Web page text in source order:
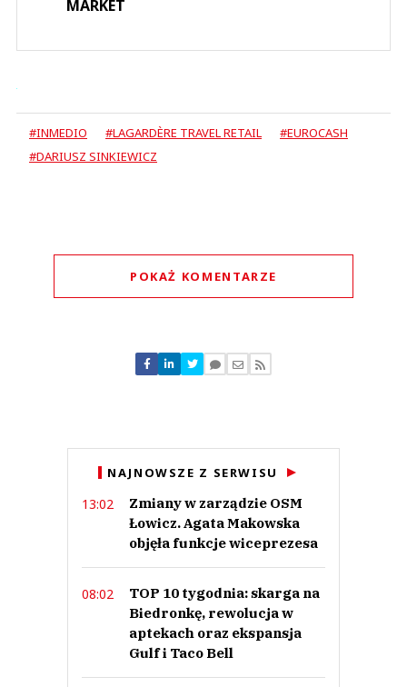
MARKET
#INMEDIO #LAGARDÈRE TRAVEL RETAIL
#EUROCASH
#DARIUSZ SINKIEWICZ
POKAŻ KOMENTARZE
Nie znaleziono komentarzy
Zostaw swoje komentarze
NAJNOWSZE Z SERWISU
13:02
Zmiany w zarządzie OSM
Łowicz. Agata Makowska
objęła funkcje wiceprezesa
08:02
TOP 10 tygodnia: skarga na
Biedronkę, rewolucja w
aptekach oraz ekspansja
Gulf i Taco Bell